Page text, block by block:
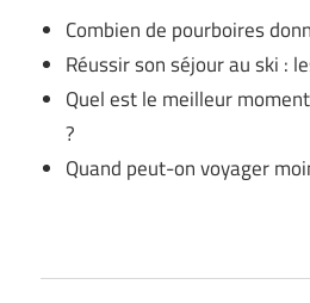
Combien de pourboires
Réussir son séjour au ski :
Quel est le meilleur
?
Quand peut-on voyager